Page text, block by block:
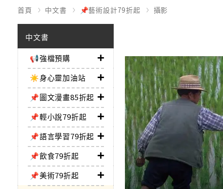
首頁 中文書 📌藝術設計79折起 攝影
中文書
📢強檔預購
☀️身心靈加油站
📌圖文漫畫85折起
📌輕小說79折起
📌語言學習79折起
📌飲食79折起
📌美術79折起